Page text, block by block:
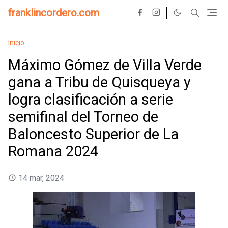
franklincordero.com
Inicio
Máximo Gómez de Villa Verde
gana a Tribu de Quisqueya y
logra clasificación a serie
semifinal del Torneo de
Baloncesto Superior de La
Romana 2024
14 mar, 2024